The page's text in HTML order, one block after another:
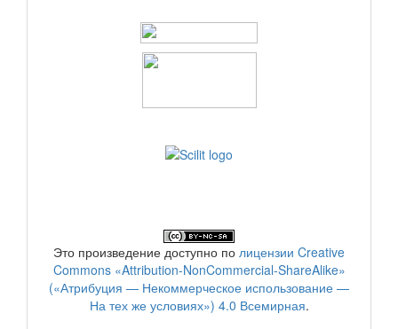
Это произведение доступно по лицензии Creative
Commons «Attribution-NonCommercial-ShareAlike»
(«Атрибуция — Некоммерческое использование —
На тех же условиях») 4.0 Всемирная.